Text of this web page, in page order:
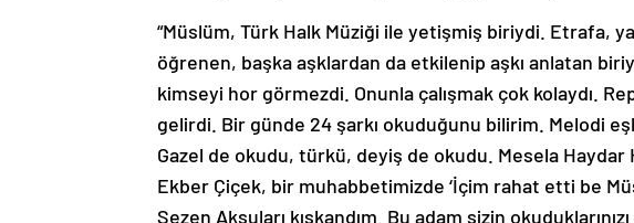
“Müslüm, Türk Halk Müziği ile yetişmiş biriydi. Etrafa,
öğrenen, başka aşklardan da etkilenip aşkı anlatan
kimseyi hor görmezdi. Onunla çalışmak çok kolaydı.
gelirdi. Bir günde 24 şarkı okuduğunu bilirim. Melodi
Gazel de okudu, türkü, deyiş de okudu. Mesela Haydar
Ekber Çiçek, bir muhabbetimizde ‘İçim rahat etti be
Sezen Aksuları kıskandım. Bu adam sizin